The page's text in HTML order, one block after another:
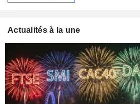
Actualités à la une